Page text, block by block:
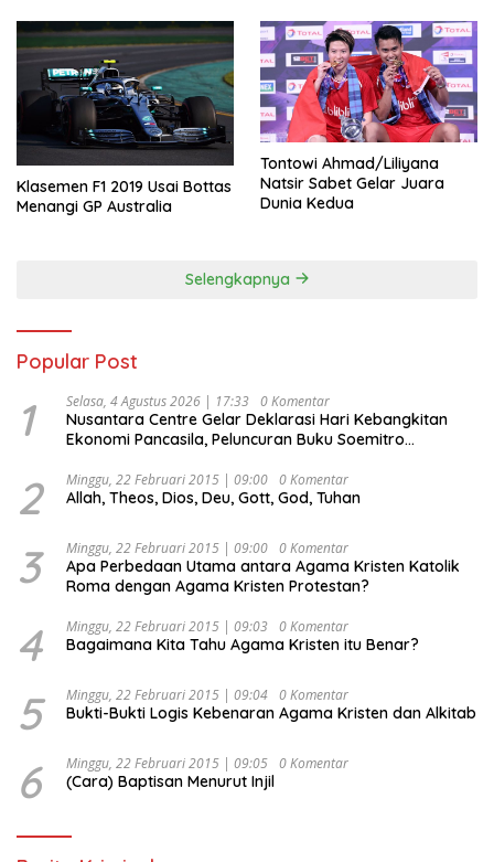
Klasemen F1 2019 Usai Bottas
Menangi GP Australia
Tontowi Ahmad/Liliyana
Natsir Sabet Gelar Juara
Dunia Kedua
Selengkapnya
Popular Post
1 Selasa, 4 Agustus 2026 | 17:33 0 Komentar
Nusantara Centre Gelar Deklarasi Hari Kebangkitan
Ekonomi Pancasila, Peluncuran Buku Soemitro
Ekonomi Politik Indonesia) & Simposium Nasional
“Urgensi Undang-Undang Perekonomian Nasional dan
Indonesia Emas 2045”,
2 Minggu, 22 Februari 2015 | 09:00 0 Komentar
Allah, Theos, Dios, Deu, Gott, God, Tuhan
3 Minggu, 22 Februari 2015 | 09:00 0 Komentar
Apa Perbedaan Utama antara Agama Kristen Katolik
Roma dengan Agama Kristen Protestan?
4 Minggu, 22 Februari 2015 | 09:03 0 Komentar
Bagaimana Kita Tahu Agama Kristen itu Benar?
5 Minggu, 22 Februari 2015 | 09:04 0 Komentar
Bukti-Bukti Logis Kebenaran Agama Kristen dan Alkitab
6 Minggu, 22 Februari 2015 | 09:05 0 Komentar
(Cara) Baptisan Menurut Injil